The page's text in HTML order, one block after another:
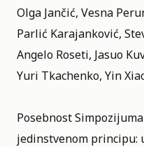
Olga Jančić, Vesna
Parlić Karajanković,
Angelo Roseti, Jasuo
Yuri Tkachenko, Yin
Posebnost
jedinstvenom principu: